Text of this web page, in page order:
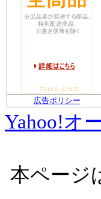
広告ポリシー
Yahoo!オ
本ページ